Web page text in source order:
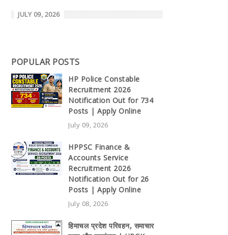
JULY 09, 2026
POPULAR POSTS
HP Police Constable
Recruitment 2026
Notification Out for 734
Posts | Apply Online
July 09, 2026
HPPSC Finance &
Accounts Service
Recruitment 2026
Notification Out for 26
Posts | Apply Online
July 08, 2026
हिमाचल प्रदेश परिवहन, समाचार